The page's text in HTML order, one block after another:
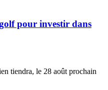
pour investir dans
tiendra, le 28 août prochain